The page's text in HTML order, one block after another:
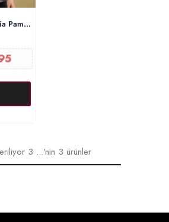
Pamuk Şal 70×200
3 ...'nin 3 ürünler